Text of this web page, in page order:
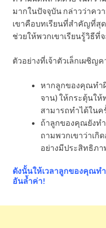
มากในปัจจุบัน กล่าวว่าค
เขาคือบทเรียนที่สำคัญที่สุ
ช่วยให้พวกเขาเรียนรู้วิธีที่
ตัวอย่างที่เจ้าตัวเล็กเผชิญ
หากลูกของคุณทำ
จาน) ให้กระตุ้นให้
สามารถทำได้ในค
ถ้าลูกของคุณยังทำ
ถามพวกเขาว่าเกิ
อย่างมีประสิทธิภ
ดังนั้นให้เวลาลูกของคุณท
อันล้ำค่า!